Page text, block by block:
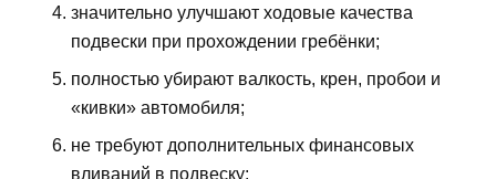
значительно улучшают ходовые качества
подвески при прохождении гребёнки;
полностью убирают валкость, крен, пробои и
«кивки» автомобиля;
не требуют дополнительных финансовых
вливаний в подвеску;